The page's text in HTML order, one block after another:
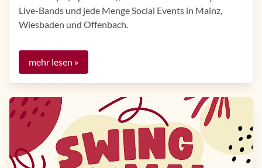
Live-Bands und jede Menge Social Events in Mainz,
Wiesbaden und Offenbach.
mehr lesen »